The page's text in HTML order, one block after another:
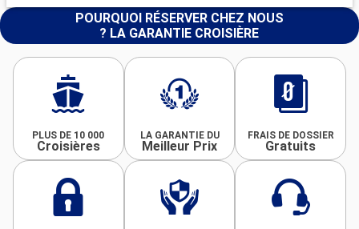
POURQUOI RÉSERVER CHEZ NOUS
? LA GARANTIE CROISIÈRE
PLUS DE 10 000
Croisières
LA GARANTIE DU
Meilleur Prix
FRAIS DE DOSSIER
Gratuits